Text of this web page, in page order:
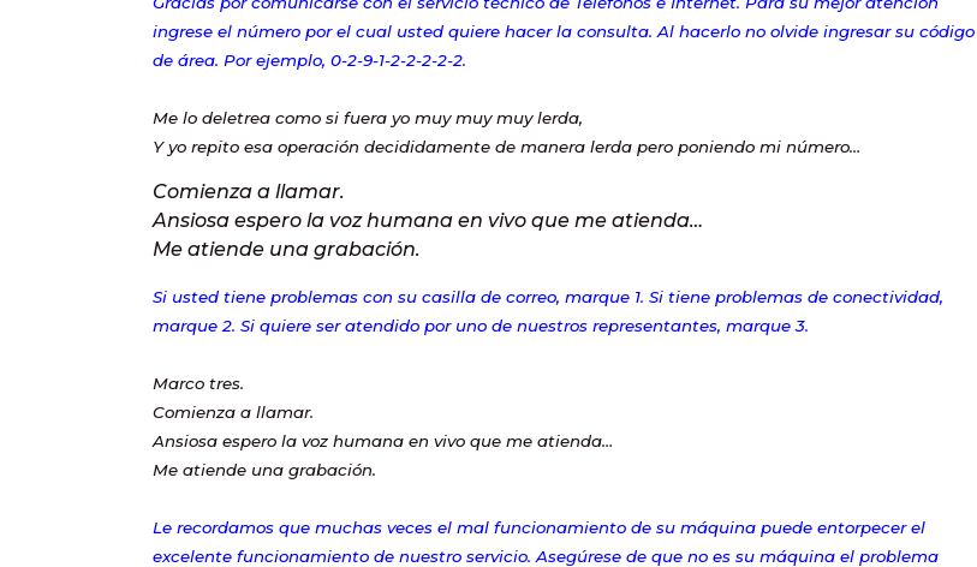
ingrese el número por el cual usted quiere hacer la consulta. Al hacerlo no olvide ingresar su código
de área. Por ejemplo, 0-2-9-1-2-2-2-2-2.
Me lo deletrea como si fuera yo muy muy muy lerda,
Y yo repito esa operación decididamente de manera lerda pero poniendo mi número…
Comienza a llamar.
Ansiosa espero la voz humana en vivo que me atienda…
Me atiende una grabación.
Si usted tiene problemas con su casilla de correo, marque 1. Si tiene problemas de conectividad,
marque 2. Si quiere ser atendido por uno de nuestros representantes, marque 3.
Marco tres.
Comienza a llamar.
Ansiosa espero la voz humana en vivo que me atienda…
Me atiende una grabación.
Le recordamos que muchas veces el mal funcionamiento de su máquina puede entorpecer el
excelente funcionamiento de nuestro servicio. Asegúrese de que no es su máquina el problema